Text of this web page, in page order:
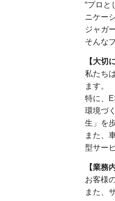
“プロと
ニケー
ジャガ
そんな
【大切
私たち
ます。
特に、
環境づ
生」を
また、
型サー
【業務
お客様
また、